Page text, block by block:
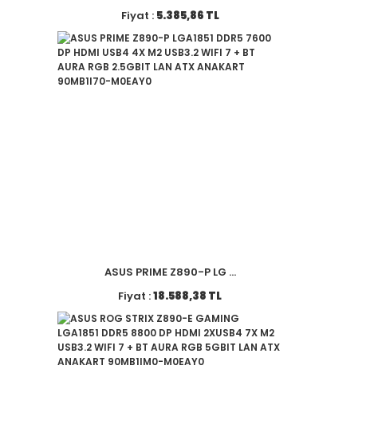
Fiyat : 5.385,86 TL
ASUS PRIME Z890-P LG ...
Fiyat :18.588,38 TL